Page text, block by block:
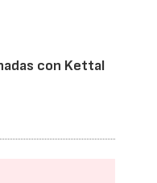
con Kettal